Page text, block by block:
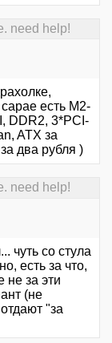
need help!
есть M2-
DDR2, 3*PCI-
ATX за
два рубля )
need help!
чуть со стула
есть за что,
не за эти
(не
"за